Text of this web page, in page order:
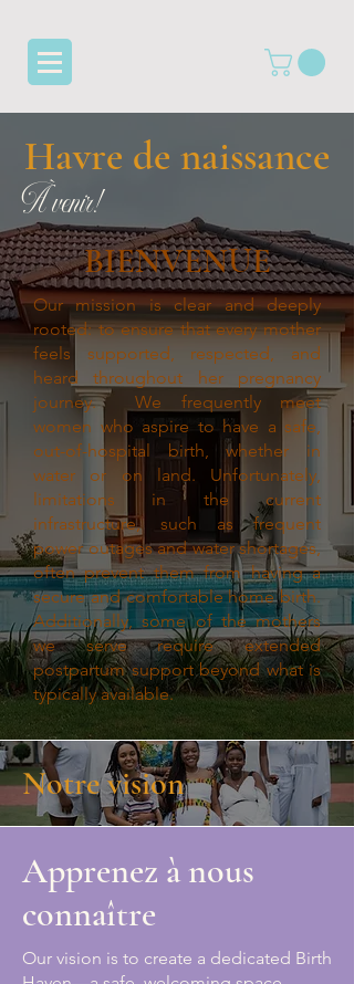
Havre de naissance
À venir!
BIENVENUE
Our mission is clear and deeply
rooted: to ensure that every mother
feels supported, respected, and
heard throughout her pregnancy
journey. We frequently meet
women who aspire to have a safe,
out-of-hospital birth, whether in
water or on land. Unfortunately,
limitations in the current
infrastructure, such as frequent
power outages and water shortages,
often prevent them from having a
secure and comfortable home birth.
Additionally, some of the mothers
we serve require extended
postpartum support beyond what is
typically available.
Notre vision
Apprenez à nous
connaître
Our vision is to create a dedicated Birth